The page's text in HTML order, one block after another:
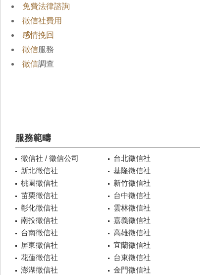
免費法律諮詢
徵信社費用
感情挽回
徵信服務
徵信調查
服務範疇
徵信社 / 徵信公司
台北徵信社
新北徵信社
基隆徵信社
桃園徵信社
新竹徵信社
苗栗徵信社
台中徵信社
彰化徵信社
雲林徵信社
南投徵信社
嘉義徵信社
台南徵信社
高雄徵信社
屏東徵信社
宜蘭徵信社
花蓮徵信社
台東徵信社
澎湖徵信社
金門徵信社